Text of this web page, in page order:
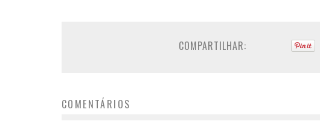
COMPARTILHAR:
COMENTÁRIOS